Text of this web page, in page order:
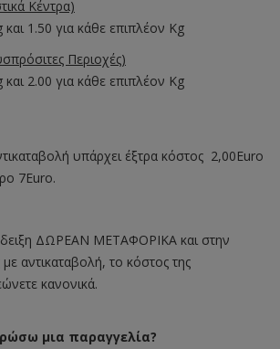
Κέντρα)
1.50 για κάθε επιπλέον Kg
Περιοχές)
2.00 για κάθε επιπλέον Kg
υπάρχει έξτρα κόστος 2,00Euro
7Euro.
ΔΩΡΕΑΝ ΜΕΤΑΦΟΡΙΚΑ και στην
αντικαταβολή, το κόστος της
κανονικά.
μια παραγγελία?